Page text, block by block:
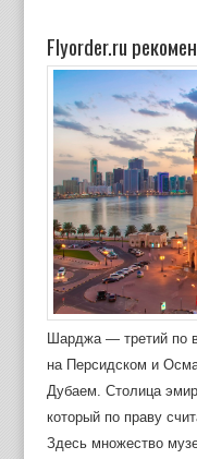
Flyorder.ru
Шарджа — третий по
на Персидском и
Дубаем. Столица
который по праву
Здесь множество